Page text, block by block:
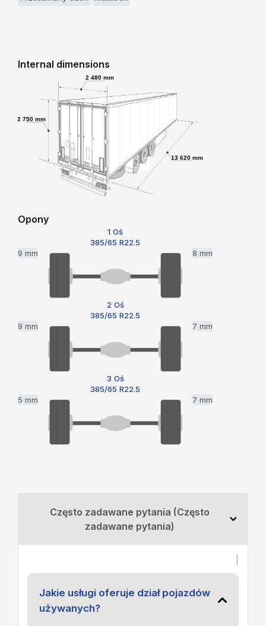
Internal dimensions
2 480 mm
2 750 mm
13 620 mm
Opony
1 Oś
385/65 R22.5
9 mm
8 mm
2 Oś
385/65 R22.5
9 mm
7 mm
3 Oś
385/65 R22.5
5 mm
7 mm
Często zadawane pytania (Często
zadawane pytania)
Jakie usługi oferuje dział pojazdów
używanych?